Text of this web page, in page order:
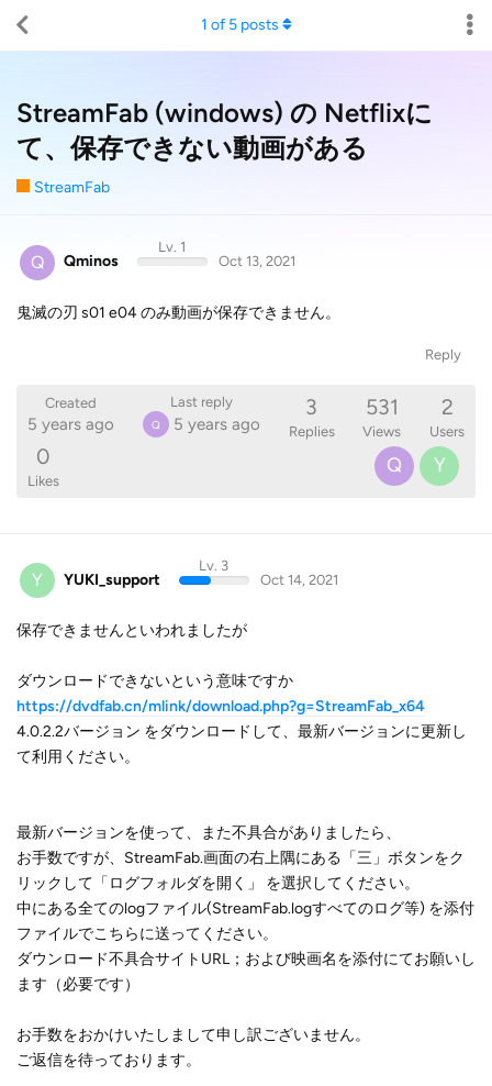
StreamFab (windows) の Netflixに
て、保存できない動画がある
StreamFab
1 of 5posts
Q Qminos
Lv. 1
Oct 13, 2021
鬼滅の刃 s01 e04 のみ動画が保存できません。
Reply
Created
5 years ago
Last reply
Q 5 years ago
3
Replies
531
Views
2
Users
0
Likes
Q Y
Y YUKI_support
Lv. 3
Oct 14, 2021
保存できませんといわれましたが
ダウンロードできないという意味ですか
https://dvdfab.cn/mlink/download.php?g=StreamFab_x64
4.0.2.2バージョン をダウンロードして、最新バージョンに更新し
て利用ください。
最新バージョンを使って、また不具合がありましたら、
お手数ですが、StreamFab.画面の右上隅にある「三」ボタンをク
リックして「ログフォルダを開く」 を選択してください。
中にある全てのlogファイル(StreamFab.logすべてのログ等) を添付
ファイルでこちらに送ってください。
ダウンロード不具合サイトURL；および映画名を添付にてお願いし
ます（必要です）
お手数をおかけいたしまして申し訳ございません。
ご返信を待っております。